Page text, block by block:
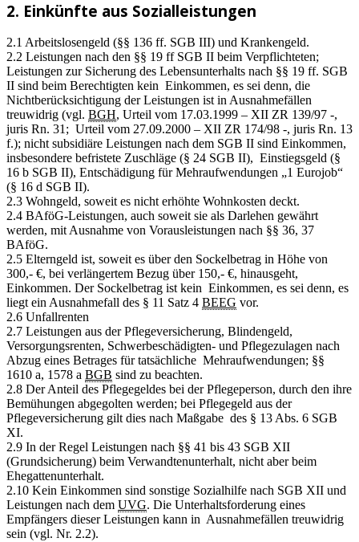
2. Einkünfte aus Sozialleistungen
2.1 Arbeitslosengeld (§§ 136 ff. SGB III) und Krankengeld.
2.2 Leistungen nach den §§ 19 ff SGB II beim Verpflichteten;
Leistungen zur Sicherung des Lebensunterhalts nach §§ 19 ff. SGB
II sind beim Berechtigten kein Einkommen, es sei denn, die
Nichtberücksichtigung der Leistungen ist in Ausnahmefällen
treuwidrig (vgl. BGH, Urteil vom 17.03.1999 – XII ZR 139/97 -,
juris Rn. 31; Urteil vom 27.09.2000 – XII ZR 174/98 -, juris Rn. 13
f.); nicht subsidiäre Leistungen nach dem SGB II sind Einkommen,
insbesondere befristete Zuschläge (§ 24 SGB II), Einstiegsgeld (§
16 b SGB II), Entschädigung für Mehraufwendungen „1 Eurojob“
(§ 16 d SGB II).
2.3 Wohngeld, soweit es nicht erhöhte Wohnkosten deckt.
2.4 BAföG-Leistungen, auch soweit sie als Darlehen gewährt
werden, mit Ausnahme von Vorausleistungen nach §§ 36, 37
BAföG.
2.5 Elterngeld ist, soweit es über den Sockelbetrag in Höhe von
300,- €, bei verlängertem Bezug über 150,- €, hinausgeht,
Einkommen. Der Sockelbetrag ist kein Einkommen, es sei denn, es
liegt ein Ausnahmefall des § 11 Satz 4 BEEG vor.
2.6 Unfallrenten
2.7 Leistungen aus der Pflegeversicherung, Blindengeld,
Versorgungsrenten, Schwerbeschädigten- und Pflegezulagen nach
Abzug eines Betrages für tatsächliche Mehraufwendungen; §§
1610 a, 1578 a BGB sind zu beachten.
2.8 Der Anteil des Pflegegeldes bei der Pflegeperson, durch den ihre
Bemühungen abgegolten werden; bei Pflegegeld aus der
Pflegeversicherung gilt dies nach Maßgabe des § 13 Abs. 6 SGB
XI.
2.9 In der Regel Leistungen nach §§ 41 bis 43 SGB XII
(Grundsicherung) beim Verwandtenunterhalt, nicht aber beim
Ehegattenunterhalt.
2.10 Kein Einkommen sind sonstige Sozialhilfe nach SGB XII und
Leistungen nach dem UVG. Die Unterhaltsforderung eines
Empfängers dieser Leistungen kann in Ausnahmefällen treuwidrig
sein (vgl. Nr. 2.2).